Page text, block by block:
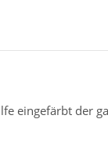
eingefärbt der